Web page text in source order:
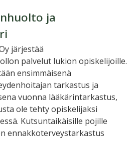
ja
järjestää
palvelut lukion opiskelijoille.
ensimmäisenä
tarkastus ja
vuonna lääkärintarkastus,
ole tehty opiskelijaksi
Kutsuntaikäisille pojille
ennakkoterveystarkastus